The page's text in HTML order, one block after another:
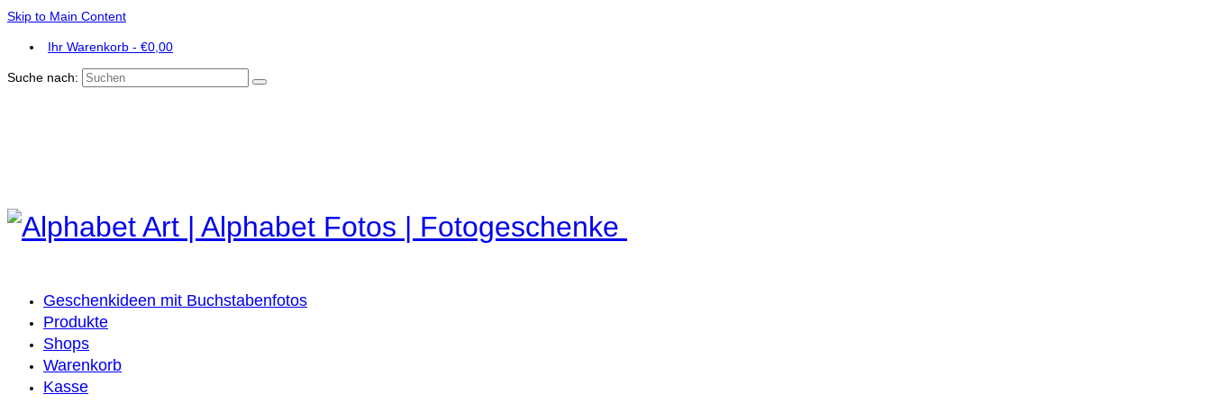
Skip to Main Content
Ihr Warenkorb - €0,00
Suche nach:
Geschenkideen mit Buchstabenfotos
Produkte
Shops
Warenkorb
Kasse